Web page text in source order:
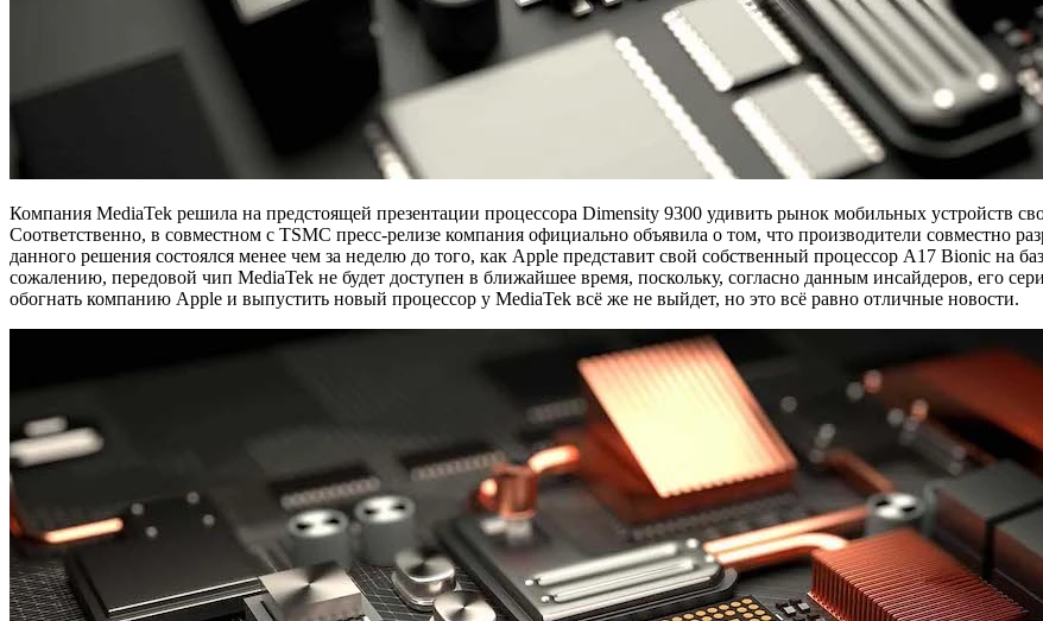
Компания MediaTek решила на предстоящей презентации процессора Dimensity 9300 удивить рынок мобильных устройств
Соответственно, в совместном с TSMC пресс-релизе компания официально объявила о том, что производители совместно
данного решения состоялся менее чем за неделю до того, как Apple представит свой собственный процессор A17 Bionic на
сожалению, передовой чип MediaTek не будет доступен в ближайшее время, поскольку, согласно данным инсайдеров, его
обогнать компанию Apple и выпустить новый процессор у MediaTek всё же не выйдет, но это всё равно отличные новости.